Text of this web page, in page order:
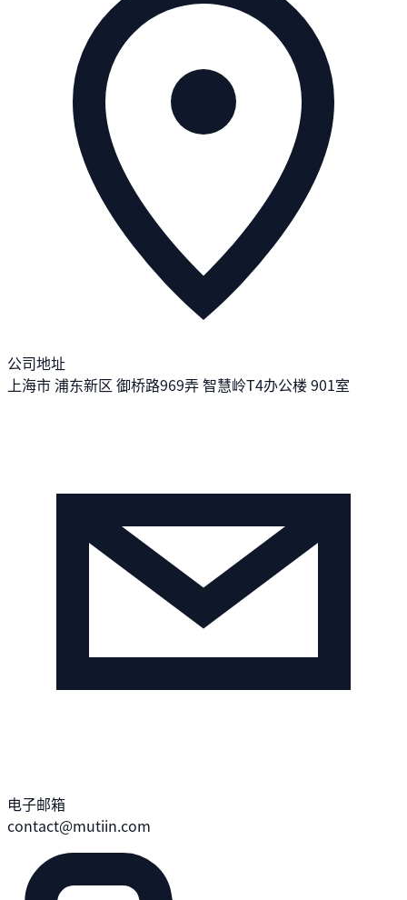
公司地址
上海市 浦东新区 御桥路969弄 智慧岭T4办公楼 901室
电子邮箱
contact@mutiin.com